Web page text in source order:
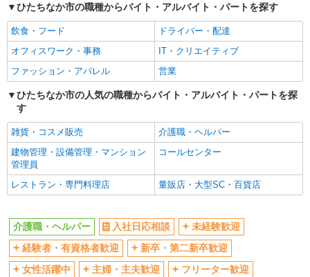
女性活躍中
主婦・主夫歓迎
フリーター歓迎
学歴不問
ブランクOK
ミドル（40代～）活躍中
エルダー（50代～）活躍中
シニア（60代～）活躍中
高収入・高額
ボーナス・賞与あり
昇給あり
フルタイム歓迎
禁煙・分煙
駅直結・駅チカ
車通勤OK
バイク通勤OK
自転車通勤OK
残業少なめ（月20h未満）
交通費支給
退職金・財形貯蓄制度あり
各種手当（家族・役職・インセン
ティブなど）あり
制服貸与
研修制度あり
ひたちなか市の職種からバイト・アルバイト・パートを探す
飲食・フード
ドライバー・配達
オフィスワーク・事務
IT・クリエイティブ
ファッション・アパレル
営業
ひたちなか市の人気の職種からバイト・アルバイト・パートを探
す
雑貨・コスメ販売
介護職・ヘルパー
建物管理・設備管理・マンション
管理員
コールセンター
レストラン・専門料理店 量販店・大型SC・百貨店
介護職・ヘルパー 入社日応相談
未経験歓迎
経験者・有資格者歓迎
新卒・第二新卒歓迎
女性活躍中
主婦・主夫歓迎
フリーター歓迎